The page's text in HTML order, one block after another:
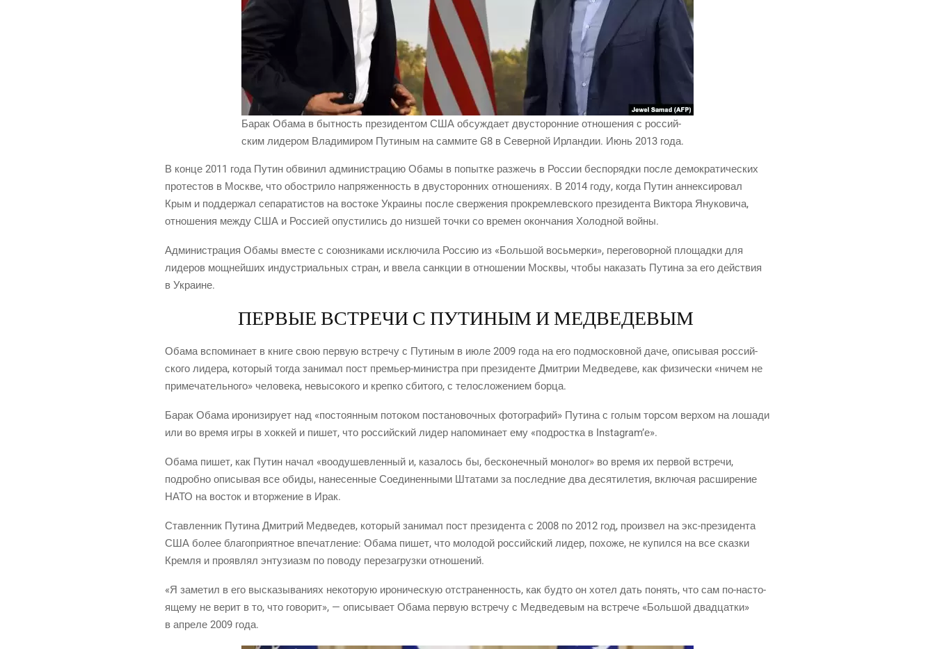
Барак Оба­ма в быт­ность пре­зи­ден­том США обсуж­да­ет дву­сто­рон­ние отно­ше­ния с рос­сий­
ским лиде­ром Вла­ди­ми­ром Пути­ным на сам­ми­те G8 в Север­ной Ирлан­дии. Июнь 2013 года.
В кон­це 2011 года Путин обви­нил адми­ни­стра­цию Оба­мы в попыт­ке раз­жечь в Рос­сии бес­по­ряд­ки после демо­кра­ти­че­ских
про­те­стов в Москве, что обост­ри­ло напря­жен­ность в дву­сто­рон­них отно­ше­ни­ях. В 2014 году, когда Путин аннек­си­ро­вал
Крым и под­дер­жал сепа­ра­ти­стов на восто­ке Укра­и­ны после свер­же­ния про­крем­лев­ско­го пре­зи­ден­та Вик­то­ра Яну­ко­ви­ча,
отно­ше­ния меж­ду США и Рос­си­ей опу­сти­лись до низ­шей точ­ки со вре­мен окон­ча­ния Холод­ной войны.
Адми­ни­стра­ция Оба­мы вме­сте с союз­ни­ка­ми исклю­чи­ла Рос­сию из «Боль­шой вось­мер­ки», пере­го­вор­ной пло­щад­ки для
лиде­ров мощ­ней­ших инду­стри­аль­ных стран, и вве­ла санк­ции в отно­ше­нии Моск­вы, что­бы нака­зать Пути­на за его дей­ствия
в Украине.
ПЕРВЫЕ ВСТРЕЧИ С ПУТИНЫМ И МЕДВЕДЕВЫМ
Оба­ма вспо­ми­на­ет в кни­ге свою первую встре­чу с Пути­ным в июле 2009 года на его под­мос­ков­ной даче, опи­сы­вая рос­сий­
ско­го лиде­ра, кото­рый тогда зани­мал пост пре­мьер-мини­стра при пре­зи­ден­те Дмит­рии Мед­ве­де­ве, как физи­че­ски «ничем не
при­ме­ча­тель­но­го» чело­ве­ка, невы­со­ко­го и креп­ко сби­то­го, с тело­сло­же­ни­ем борца.
Барак Оба­ма иро­ни­зи­ру­ет над «посто­ян­ным пото­ком поста­но­воч­ных фото­гра­фий» Пути­на с голым тор­сом вер­хом на лоша­ди
или во вре­мя игры в хок­кей и пишет, что рос­сий­ский лидер напо­ми­на­ет ему «под­рост­ка в Instagram’е».
Оба­ма пишет, как Путин начал «вооду­шев­лен­ный и, каза­лось бы, бес­ко­неч­ный моно­лог» во вре­мя их пер­вой встре­чи,
подроб­но опи­сы­вая все оби­ды, нане­сен­ные Соеди­нен­ны­ми Шта­та­ми за послед­ние два деся­ти­ле­тия, вклю­чая рас­ши­ре­ние
НАТО на восток и втор­же­ние в Ирак.
Став­лен­ник Пути­на Дмит­рий Мед­ве­дев, кото­рый зани­мал пост пре­зи­ден­та с 2008 по 2012 год, про­из­вел на экс-пре­зи­ден­та
США более бла­го­при­ят­ное впе­чат­ле­ние: Оба­ма пишет, что моло­дой рос­сий­ский лидер, похо­же, не купил­ся на все сказ­ки
Крем­ля и про­яв­лял энту­зи­азм по пово­ду пере­за­груз­ки отношений.
«Я заме­тил в его выска­зы­ва­ни­ях неко­то­рую иро­ни­че­скую отстра­нен­ность, как буд­то он хотел дать понять, что сам по-насто­
я­ще­му не верит в то, что гово­рит», — опи­сы­ва­ет Оба­ма первую встре­чу с Мед­ве­де­вым на встре­че «Боль­шой два­дцат­ки»
в апре­ле 2009 года.